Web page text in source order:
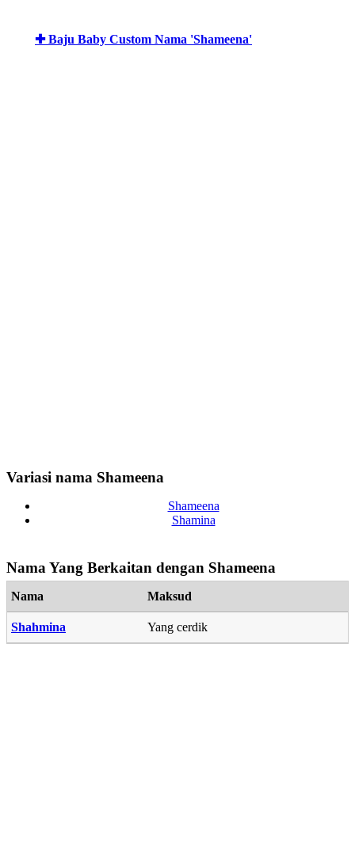
✚ Baju Baby Custom Nama 'Shameena'
Variasi nama Shameena
Shameena
Shamina
Nama Yang Berkaitan dengan Shameena
Nama Maksud
Shahmina Yang cerdik